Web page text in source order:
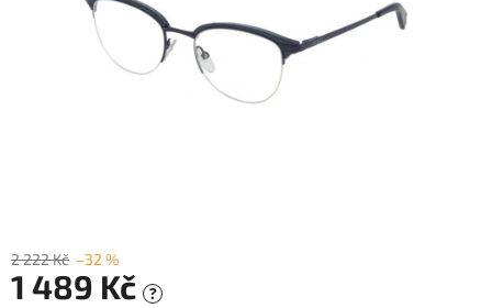
2 222 Kč –32 %
1 489 Kč ?